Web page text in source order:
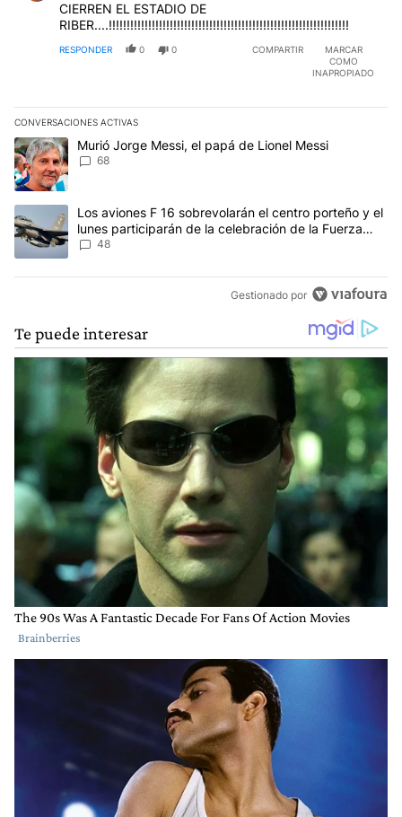
CIERREN EL ESTADIO DE
RIBER....!!!!!!!!!!!!!!!!!!!!!!!!!!!!!!!!!!!!!!!!!!!!!!!!!!!!!!!!!!!!!!!!!!!
RESPONDER 0 0 COMPARTIR
MARCAR
COMO
INAPROPIADO
CONVERSACIONES ACTIVAS
Este listado muestra los artículos con más comentarios en los
Un artículo de tendencia con el título "Murió Jorge Messi, el
Murió Jorge Messi, el papá de Lionel Messi
68
Un artículo de tendencia con el título "Los aviones F 16
Los aviones F 16 sobrevolarán el centro porteño y el
lunes participarán de la celebración de la Fuerza
Aérea
48
Gestionado por